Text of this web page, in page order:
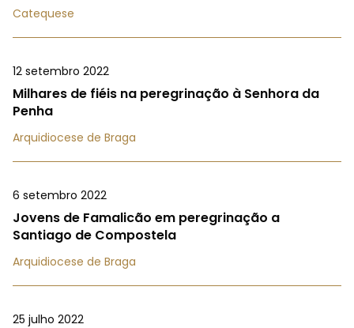
Catequese
12 setembro 2022
Milhares de fiéis na peregrinação à Senhora da
Penha
Arquidiocese de Braga
6 setembro 2022
Jovens de Famalicão em peregrinação a
Santiago de Compostela
Arquidiocese de Braga
25 julho 2022